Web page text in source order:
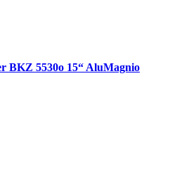
BKZ 5530o 15“ AluMagnio